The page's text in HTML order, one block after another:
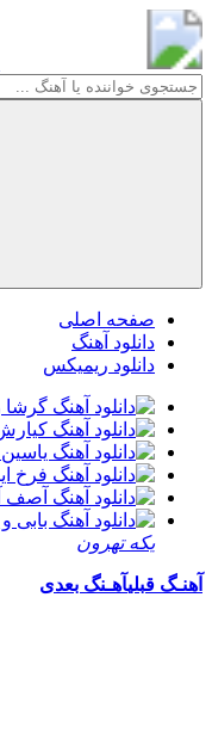
صفحه اصلی
دانلود آهنگ
دانلود ریمیکس
یکه تهرون
آهنـگ قبلیآهـنگ بعدی